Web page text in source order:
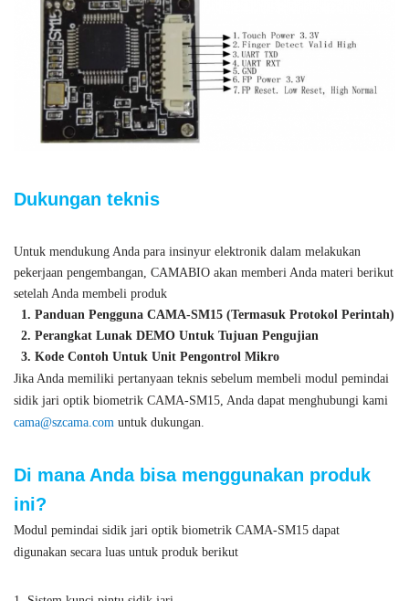
Dukungan teknis
Untuk mendukung Anda para insinyur elektronik dalam melakukan
pekerjaan pengembangan, CAMABIO akan memberi Anda materi berikut
setelah Anda membeli produk
1. Panduan Pengguna CAMA-SM15 (Termasuk Protokol Perintah)
2. Perangkat Lunak DEMO Untuk Tujuan Pengujian
3. Kode Contoh Untuk Unit Pengontrol Mikro
Jika Anda memiliki pertanyaan teknis sebelum membeli modul pemindai
sidik jari optik biometrik CAMA-SM15, Anda dapat menghubungi kami
cama@szcama.com untuk dukungan.
Di mana Anda bisa menggunakan produk
ini?
Modul pemindai sidik jari optik biometrik CAMA-SM15 dapat
digunakan secara luas untuk produk berikut